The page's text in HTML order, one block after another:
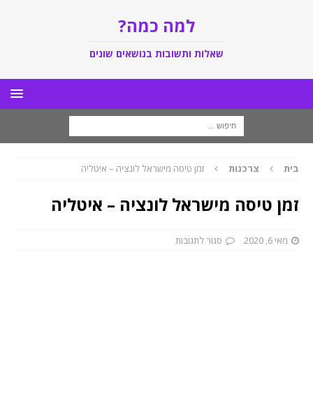
למה כמה?
שאלות ותשובות בנושאים שונים
בית צרכנות זמן טיסה מישראל לונציה – איטליה
זמן טיסה מישראל לונציה – איטליה
מאי 6, 2020 סגור לתגובות